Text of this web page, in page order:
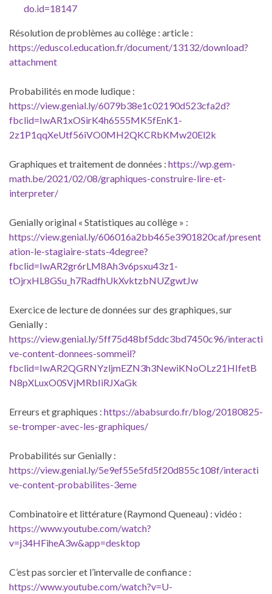
do.id=18147
Résolution de problèmes au collège : article :
https://eduscol.education.fr/document/13132/download?
attachment
Probabilités en mode ludique :
https://view.genial.ly/6079b38e1c02190d523cfa2d?
fbclid=IwAR1xOSirK4h6555MK5fEnK1-
2z1P1qqXeUtf56iVO0MH2QKCRbKMw20El2k
Graphiques et traitement de données : https://wp.gem-
math.be/2021/02/08/graphiques-construire-lire-et-
interpreter/
Genially original « Statistiques au collège » :
https://view.genial.ly/606016a2bb465e3901820caf/present
ation-le-stagiaire-stats-4degree?
fbclid=IwAR2gr6rLM8Ah3v6psxu43z1-
tOjrxHL8GSu_h7RadfhUkXvktzbNUZgwtJw
Exercice de lecture de données sur des graphiques, sur
Genially :
https://view.genial.ly/5ff75d48bf5ddc3bd7450c96/interacti
ve-content-donnees-sommeil?
fbclid=IwAR2QGRNYzljmEZN3h3NewiKNoOLz21HIfetB
N8pXLuxO0SVjMRbIiRJXaGk
Erreurs et graphiques : https://ababsurdo.fr/blog/20180825-
se-tromper-avec-les-graphiques/
Probabilités sur Genially :
https://view.genial.ly/5e9ef55e5fd5f20d855c108f/interacti
ve-content-probabilites-3eme
Combinatoire et littérature (Raymond Queneau) : vidéo :
https://www.youtube.com/watch?
v=j34HFiheA3w&app=desktop
C’est pas sorcier et l’intervalle de confiance :
https://www.youtube.com/watch?v=U-